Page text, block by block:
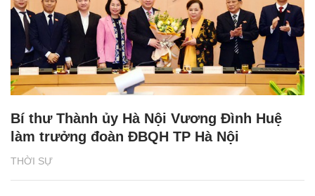
THỜI SỰ
Bí thư Thành ủy Hà Nội Vương Đình Huệ
làm trưởng đoàn ĐBQH TP Hà Nội